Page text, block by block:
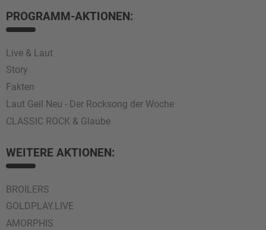
PROGRAMM-AKTIONEN:
Live & Laut
Story
Fakten
Laut Geil Neu - Der Rocksong der Woche
CLASSIC ROCK & Glaube
WEITERE AKTIONEN:
BROILERS
GOLDPLAY.LIVE
AMORPHIS